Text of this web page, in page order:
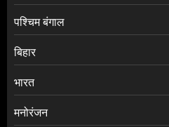
पश्चिम बंगाल
बिहार
भारत
मनोरंजन